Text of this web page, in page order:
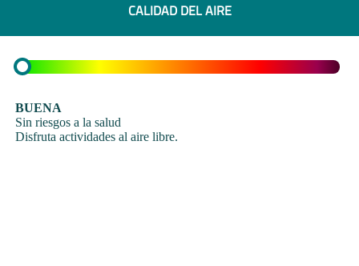
CALIDAD DEL AIRE
BUENA
Sin riesgos a la salud
Disfruta actividades al aire libre.